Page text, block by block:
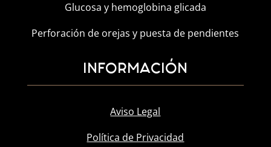
Glucosa y hemoglobina glicada
Perforación de orejas y puesta de pendientes
INFORMACIÓN
Aviso Legal
Política de Privacidad